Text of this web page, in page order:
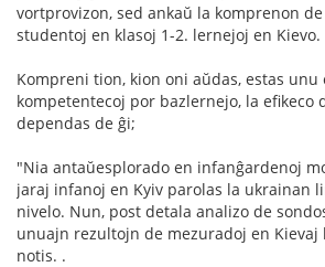
vortprovizon, sed ankaŭ la komprenon
studentoj en klasoj 1-2. lernejoj en Kievo.
Kompreni tion, kion oni aŭdas, estas unu
kompetentecoj por bazlernejo, la efikeco
dependas de ĝi;
"Nia antaŭesplorado en infanĝardenoj
jaraj infanoj en Kyiv parolas la ukrainan
nivelo. Nun, post detala analizo de
unuajn rezultojn de mezuradoj en Kievaj
notis. .